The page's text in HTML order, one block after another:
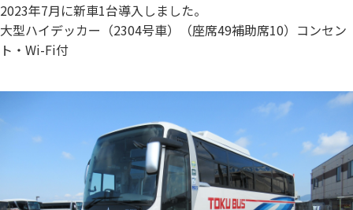
2023年7月に新車1台導入しました。
大型ハイデッカー（2304号車）（座席49補助席10）コンセン
ト・Wi-Fi付